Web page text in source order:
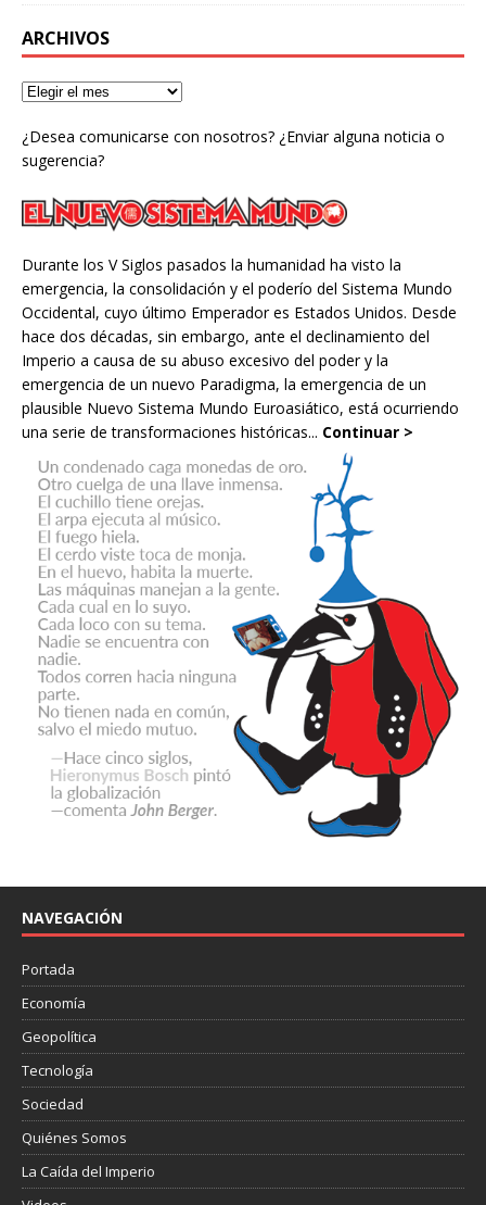
ARCHIVOS
¿Desea comunicarse con nosotros? ¿Enviar alguna noticia o
sugerencia?
Durante los V Siglos pasados la humanidad ha visto la
emergencia, la consolidación y el poderío del Sistema Mundo
Occidental, cuyo último Emperador es Estados Unidos. Desde
hace dos décadas, sin embargo, ante el declinamiento del
Imperio a causa de su abuso excesivo del poder y la
emergencia de un nuevo Paradigma, la emergencia de un
plausible Nuevo Sistema Mundo Euroasiático, está ocurriendo
una serie de transformaciones históricas... Continuar >
NAVEGACIÓN
Portada
Economía
Geopolítica
Tecnología
Sociedad
Quiénes Somos
La Caída del Imperio